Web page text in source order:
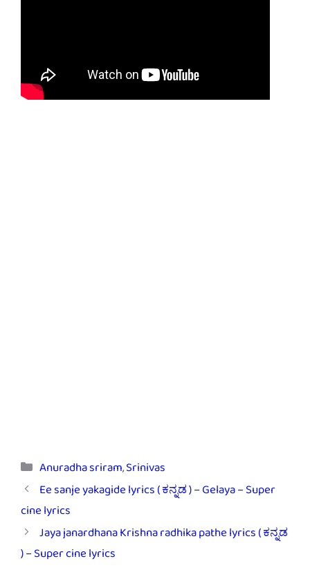
Categories
Anuradha sriram,Srinivas
Ee sanje yakagide lyrics ( ಕನ್ನಡ ) – Gelaya – Super
cine lyrics
Jaya janardhana Krishna radhika pathe lyrics ( ಕನ್ನಡ
) – Super cine lyrics